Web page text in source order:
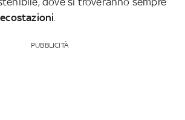
ecostazioni
PUBBLICITÀ